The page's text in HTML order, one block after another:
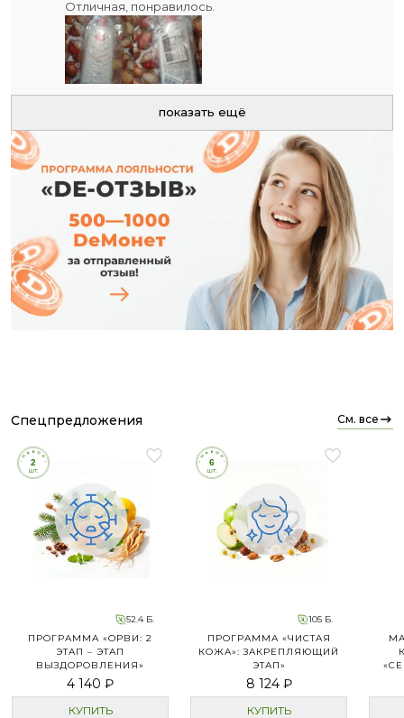
скажет вам спасибо! ✨
Отличная, понравилось.
показать ещё
спецпредложения см. все
52.4 Б.
ПРОГРАММА «ОРВИ: 2
ЭТАП – ЭТАП
ВЫЗДОРОВЛЕНИЯ»
4 140 ₽
КУПИТЬ
105 Б.
ПРОГРАММА «ЧИСТАЯ
КОЖА»: ЗАКРЕПЛЯЮЩИЙ
ЭТАП»
8 124 ₽
КУПИТЬ